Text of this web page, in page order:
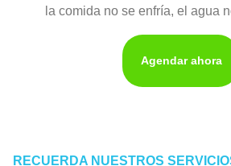
la comida no se enfría, el agua
Agendar ahora
RECUERDA NUESTROS